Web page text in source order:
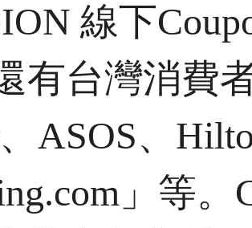
線下
有台灣消費
ASOS、
」等